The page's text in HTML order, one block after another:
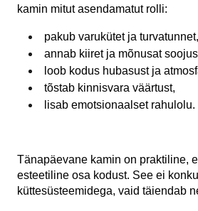
kamin mitut asendamatut rolli:
pakub varukütet ja turvatunnet,
annab kiiret ja mõnusat
loob kodus hubasust ja
tõstab kinnisvara väärtust,
lisab emotsionaalset rahulolu.
Tänapäevane kamin on praktiline,
esteetiline osa kodust. See ei
küttesüsteemidega, vaid täiendab